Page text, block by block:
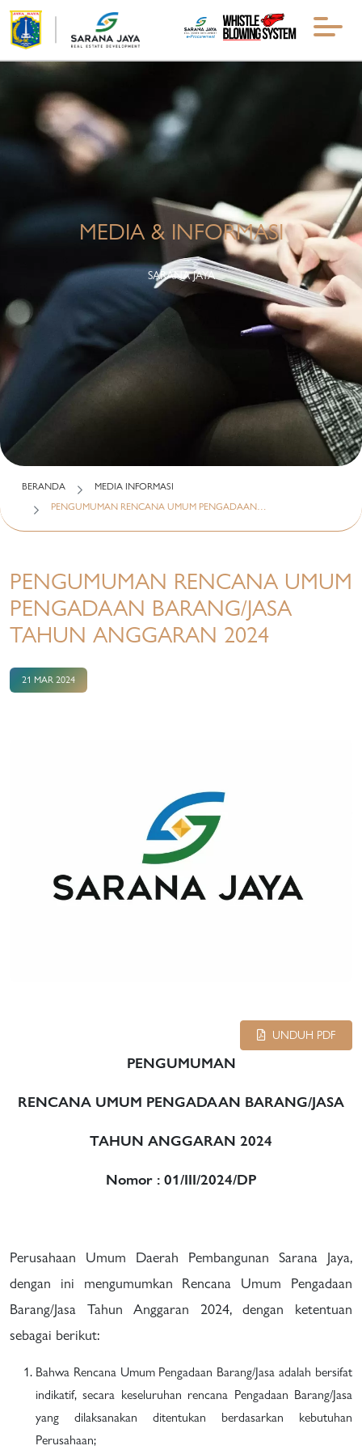
MEDIA & INFORMASI
SARANA JAYA
BERANDA
MEDIA INFORMASI
PENGUMUMAN RENCANA UMUM PENGADAAN…
PENGUMUMAN RENCANA UMUM
PENGADAAN BARANG/JASA
TAHUN ANGGARAN 2024
21 MAR 2024
UNDUH PDF
PENGUMUMAN
RENCANA UMUM PENGADAAN BARANG/JASA
TAHUN ANGGARAN 2024
Nomor : 01/III/2024/DP
Perusahaan Umum Daerah Pembangunan Sarana Jaya,
dengan ini mengumumkan Rencana Umum Pengadaan
Barang/Jasa Tahun Anggaran 2024, dengan ketentuan
sebagai berikut:
Bahwa Rencana Umum Pengadaan Barang/Jasa adalah bersifat
indikatif, secara keseluruhan rencana Pengadaan Barang/Jasa
yang dilaksanakan ditentukan berdasarkan kebutuhan
Perusahaan;